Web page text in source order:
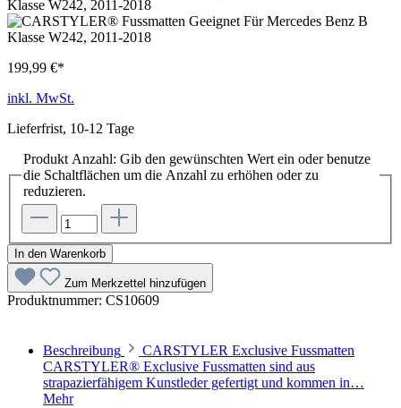
199,99 €*
inkl. MwSt.
Lieferfrist, 10-12 Tage
Produkt Anzahl: Gib den gewünschten Wert ein oder benutze
die Schaltflächen um die Anzahl zu erhöhen oder zu
reduzieren.
In den Warenkorb
Zum Merkzettel hinzufügen
Produktnummer: CS10609
Beschreibung
CARSTYLER Exclusive Fussmatten
CARSTYLER® Exclusive Fussmatten sind aus
strapazierfähigem Kunstleder gefertigt und kommen in…
Mehr